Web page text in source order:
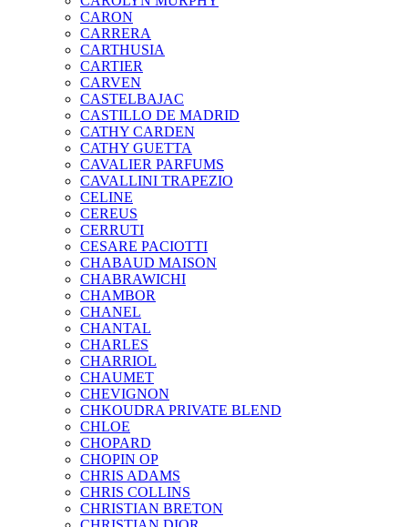
CARON
CARRERA
CARTHUSIA
CARTIER
CARVEN
CASTELBAJAC
CASTILLO DE MADRID
CATHY CARDEN
CATHY GUETTA
CAVALIER PARFUMS
CAVALLINI TRAPEZIO
CELINE
CEREUS
CERRUTI
CESARE PACIOTTI
CHABAUD MAISON
CHABRAWICHI
CHAMBOR
CHANEL
CHANTAL
CHARLES
CHARRIOL
CHAUMET
CHEVIGNON
CHKOUDRA PRIVATE BLEND
CHLOE
CHOPARD
CHOPIN OP
CHRIS ADAMS
CHRIS COLLINS
CHRISTIAN BRETON